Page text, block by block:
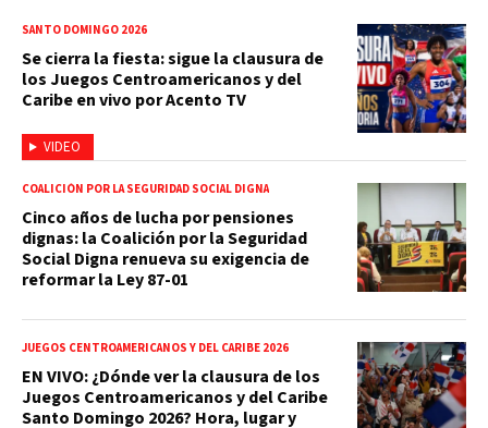
VIDEO
SANTO DOMINGO 2026
Se cierra la fiesta: sigue la clausura de
los Juegos Centroamericanos y del
Caribe en vivo por Acento TV
COALICIÓN POR LA SEGURIDAD SOCIAL DIGNA
Cinco años de lucha por pensiones
dignas: la Coalición por la Seguridad
Social Digna renueva su exigencia de
reformar la Ley 87-01
JUEGOS CENTROAMERICANOS Y DEL CARIBE 2026
EN VIVO: ¿Dónde ver la clausura de los
Juegos Centroamericanos y del Caribe
Santo Domingo 2026? Hora, lugar y